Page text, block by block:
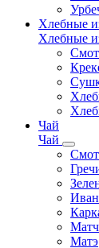
Хлебные
Хлебные
Чай
Чай
Матэ